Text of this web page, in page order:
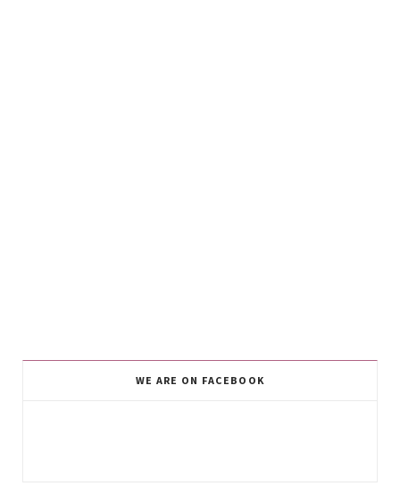
WE ARE ON FACEBOOK